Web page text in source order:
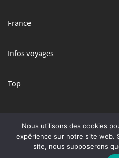
France
Infos voyages
Top
Nous utilisons des cookies
expérience sur notre site web.
site, nous supposerons